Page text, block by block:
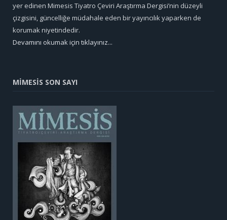
yer edinen Mimesis Tiyatro Çeviri Araştırma Dergisi’nin düzeyli
çizgisini, güncelliğe müdahale eden bir yayıncılık yaparken de
korumak niyetindedir.
Devamını okumak için tıklayınız...
MİMESİS SON SAYI